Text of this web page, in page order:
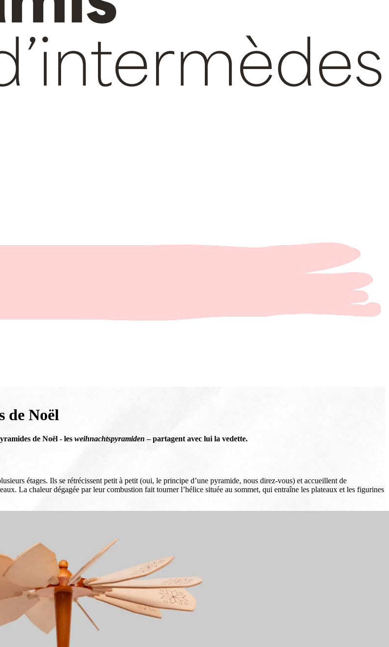
de Noël
de Noël - les weihnachtspyramiden – partagent avec lui la vedette.
étages. Ils se rétrécissent petit à petit (oui, le principe d’une pyramide, nous direz-vous) et accueillent de
La chaleur dégagée par leur combustion fait tourner l’hélice située au sommet, qui entraîne les plateaux et les figurines